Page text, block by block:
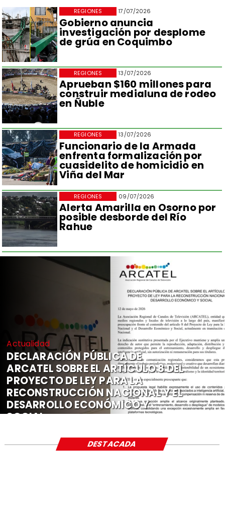
17/07/2026
Gobierno anuncia
investigación por desplome
de grúa en Coquimbo
REGIONES
13/07/2026
Aprueban $160 millones para
construir medialuna de rodeo
en Ñuble
REGIONES
13/07/2026
Funcionario de la Armada
enfrenta formalización por
cuasidelito de homicidio en
Viña del Mar
REGIONES
09/07/2026
Alerta Amarilla en Osorno por
posible desborde del Río
Rahue
REGIONES
Actualidad
DECLARACIÓN PÚBLICA DE
ARCATEL SOBRE EL ARTÍCULO 8 DEL
PROYECTO DE LEY PARA LA
RECONSTRUCCIÓN NACIONAL Y EL
DESARROLLO ECONÓMICO Y
SOCIAL
DESTACADA